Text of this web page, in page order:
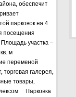
обеспечит
парковок на 4
посещения
участка –
кв. м
переменой
галерея,
товары,
Парковка